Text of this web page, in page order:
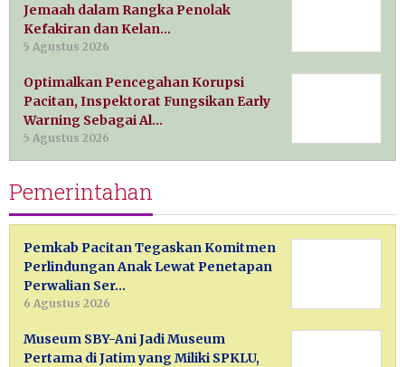
Jemaah dalam Rangka Penolak
Kefakiran dan Kelan…
5 Agustus 2026
Optimalkan Pencegahan Korupsi
Pacitan, Inspektorat Fungsikan Early
Warning Sebagai Al…
5 Agustus 2026
Pemerintahan
Pemkab Pacitan Tegaskan Komitmen
Perlindungan Anak Lewat Penetapan
Perwalian Ser…
6 Agustus 2026
Museum SBY-Ani Jadi Museum
Pertama di Jatim yang Miliki SPKLU,